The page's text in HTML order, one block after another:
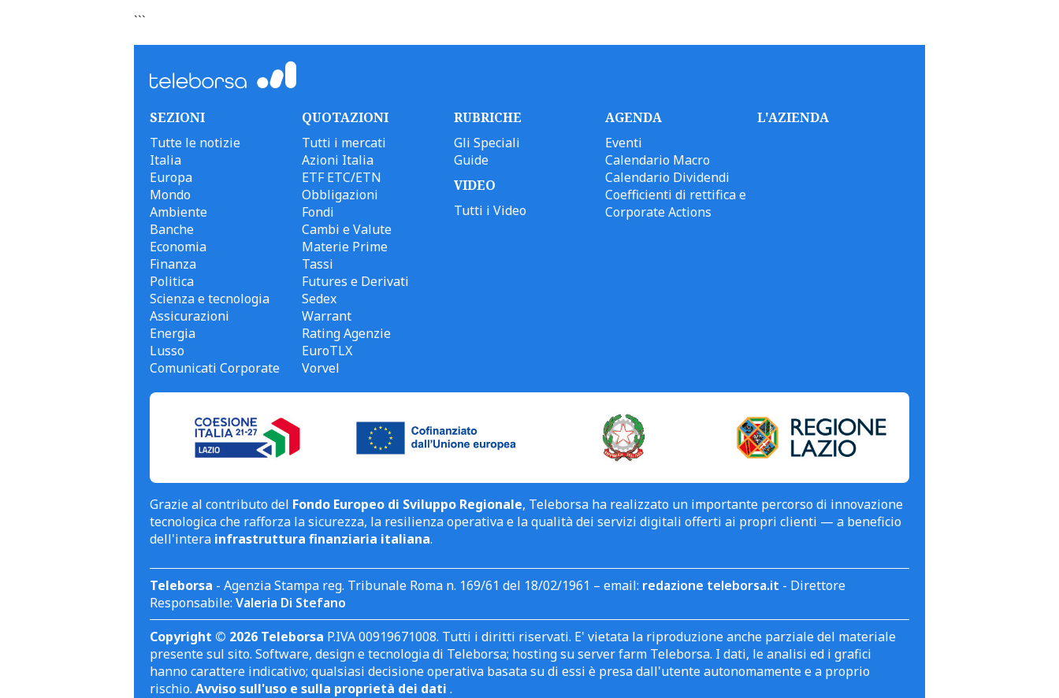
```
SEZIONI
Tutte le notizie
Italia
Europa
Mondo
Ambiente
Banche
Economia
Finanza
Politica
Scienza e tecnologia
Assicurazioni
Energia
Lusso
Comunicati Corporate
QUOTAZIONI
Tutti i mercati
Azioni Italia
ETF ETC/ETN
Obbligazioni
Fondi
Cambi e Valute
Materie Prime
Tassi
Futures e Derivati
Sedex
Warrant
Rating Agenzie
EuroTLX
Vorvel
RUBRICHE
Gli Speciali
Guide
VIDEO
Tutti i Video
AGENDA
Eventi
Calendario Macro
Calendario Dividendi
Coefficienti di rettifica e
Corporate Actions
L'AZIENDA
Grazie al contributo del Fondo Europeo di Sviluppo Regionale, Teleborsa ha realizzato un importante percorso di innovazione
tecnologica che rafforza la sicurezza, la resilienza operativa e la qualità dei servizi digitali offerti ai propri clienti — a beneficio
dell'intera infrastruttura finanziaria italiana.
Teleborsa - Agenzia Stampa reg. Tribunale Roma n. 169/61 del 18/02/1961 – email: redazione teleborsa.it - Direttore
Responsabile: Valeria Di Stefano
Copyright © 2026 Teleborsa P.IVA 00919671008. Tutti i diritti riservati. E' vietata la riproduzione anche parziale del materiale
presente sul sito. Software, design e tecnologia di Teleborsa; hosting su server farm Teleborsa. I dati, le analisi ed i grafici
hanno carattere indicativo; qualsiasi decisione operativa basata su di essi è presa dall'utente autonomamente e a proprio
rischio. Avviso sull'uso e sulla proprietà dei dati .